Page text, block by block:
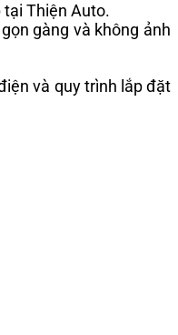
Thiện Auto.
gàng và không ảnh
và quy trình lắp đặt